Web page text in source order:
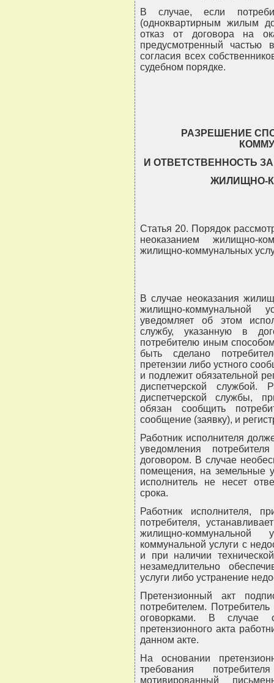
В случае, если
(одноквартирным жилым
отказ от договора на
предусмотренный частью
согласия всех
судебном порядке.
РАЗРЕШЕНИЕ
И ОТВЕТСТВЕННОСТЬ
ЖИЛИЩНО-
Статья 20. Порядок
неоказанием жилищно-
жилищно-коммунальных
В случае неоказания
жилищно-коммунальной
уведомляет об этом
службу, указанную в
потребителю иным
быть сделано
претензии либо устного
и подлежит обязательной
диспетчерской службой.
диспетчерской службы,
обязан сообщить
сообщение (заявку), и
Работник исполнителя
уведомления
договором. В случае
помещения, на земельные
исполнитель не несет
срока.
Работник исполнителя,
потребителя,
жилищно-
коммунальной услуги с
и при наличии
незамедлительно
услуги либо устранение
Претензионный акт
потребителем.
оговорками. В случае
претензионного акта
данном акте.
На основании
требования
мотивированный